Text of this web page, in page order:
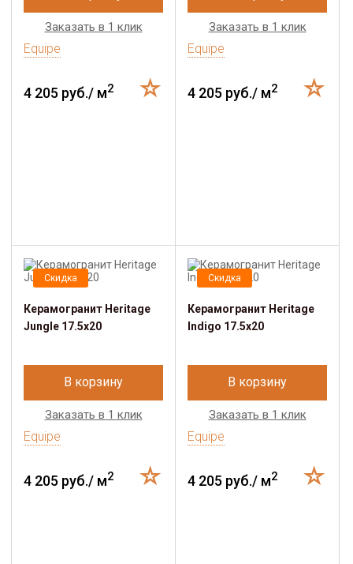
Заказать в 1 клик
Equipe
4 205 руб./ м2
Заказать в 1 клик
Equipe
4 205 руб./ м2
Скидка
Керамогранит Heritage
Jungle 17.5х20
В корзину
Заказать в 1 клик
Equipe
4 205 руб./ м2
Скидка
Керамогранит Heritage
Indigo 17.5х20
В корзину
Заказать в 1 клик
Equipe
4 205 руб./ м2